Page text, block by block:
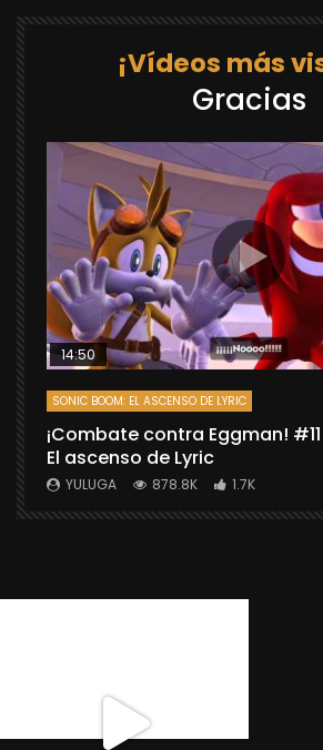
¡Vídeos más
Gracias
14:50
SONIC BOOM: EL ASCENSO DE LYRIC
¡Combate contra Eggman!
El ascenso de Lyric
YULUGA 878.8K 1.7K